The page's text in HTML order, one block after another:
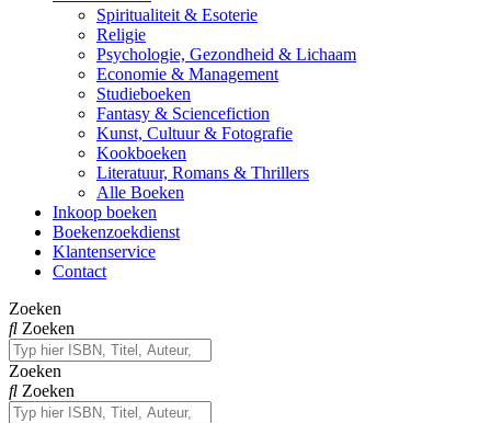
Spiritualiteit & Esoterie
Religie
Psychologie, Gezondheid & Lichaam
Economie & Management
Studieboeken
Fantasy & Sciencefiction
Kunst, Cultuur & Fotografie
Kookboeken
Literatuur, Romans & Thrillers
Alle Boeken
Inkoop boeken
Boekenzoekdienst
Klantenservice
Contact
Zoeken
Zoeken
Zoeken
Zoeken